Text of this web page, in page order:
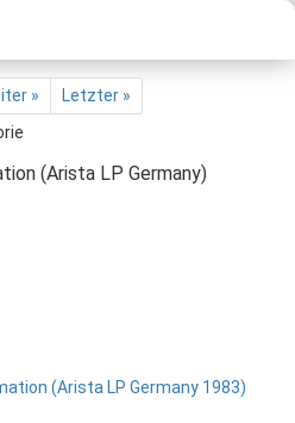
»
Letzter »
(Arista LP Germany)